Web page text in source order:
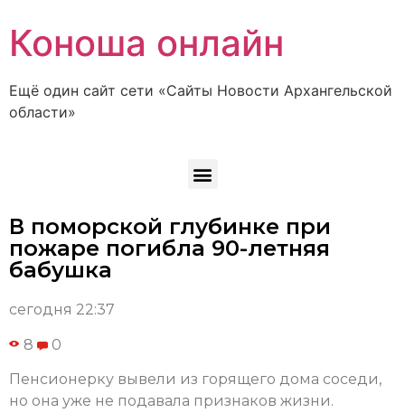
Коноша онлайн
Ещё один сайт сети «Сайты Новости Архангельской
области»
В поморской глубинке при
пожаре погибла 90-летняя
бабушка
сегодня 22:37
8 0
Пенсионерку вывели из горящего дома соседи,
но она уже не подавала признаков жизни.